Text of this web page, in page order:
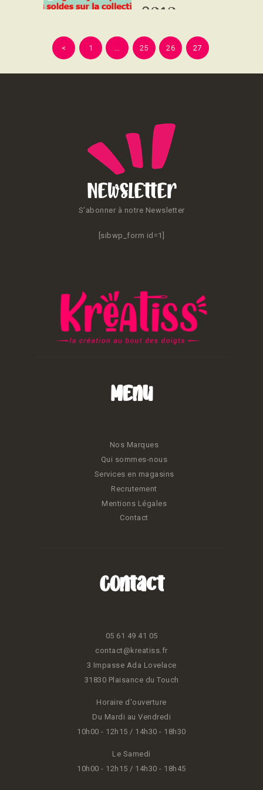
2018
Pagination
des
< PAGE
1 PAGE
25 PAGE
26 PAGE
27
Newsletter
S'abonner à notre Newsletter
[sibwp_form id=1]
Menu
Nos Marques
Qui sommes-nous
Services en magasins
Recrutement
Mentions Légales
Contact
Contact
05 61 49 41 05
contact@kreatiss.fr
3 Impasse Ada Lovelace
31830 Plaisance du Touch
Horaire d'ouverture
Du Mardi au Vendredi
10h00 - 12h15 / 14h30 - 18h30
Le Samedi
10h00 - 12h15 / 14h30 - 18h45